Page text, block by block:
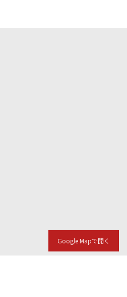
Google Mapで開く